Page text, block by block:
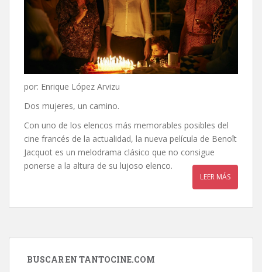
por: Enrique López Arvizu
Dos mujeres, un camino.
Con uno de los elencos más memorables posibles del
cine francés de la actualidad, la nueva película de Benoît
Jacquot es un melodrama clásico que no consigue
ponerse a la altura de su lujoso elenco.
LEER MÁS
BUSCAR EN TANTOCINE.COM